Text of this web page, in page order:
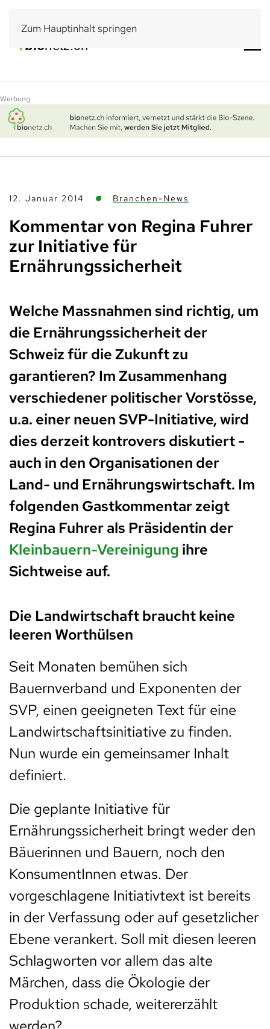
Zum Hauptinhalt springen
Werbung
12. Januar 2014 Branchen-News
Kommentar von Regina Fuhrer
zur Initiative für
Ernährungssicherheit
Welche Massnahmen sind richtig, um
die Ernährungssicherheit der
Schweiz für die Zukunft zu
garantieren? Im Zusammenhang
verschiedener politischer Vorstösse,
u.a. einer neuen SVP-Initiative, wird
dies derzeit kontrovers diskutiert -
auch in den Organisationen der
Land- und Ernährungswirtschaft. Im
folgenden Gastkommentar zeigt
Regina Fuhrer als Präsidentin der
Kleinbauern-Vereinigung ihre
Sichtweise auf.
Die Landwirtschaft braucht keine
leeren Worthülsen
Seit Monaten bemühen sich
Bauernverband und Exponenten der
SVP, einen geeigneten Text für eine
Landwirtschaftsinitiative zu finden.
Nun wurde ein gemeinsamer Inhalt
definiert.
Die geplante Initiative für
Ernährungssicherheit bringt weder den
Bäuerinnen und Bauern, noch den
KonsumentInnen etwas. Der
vorgeschlagene Initiativtext ist bereits
in der Verfassung oder auf gesetzlicher
Ebene verankert. Soll mit diesen leeren
Schlagworten vor allem das alte
Märchen, dass die Ökologie der
Produktion schade, weitererzählt